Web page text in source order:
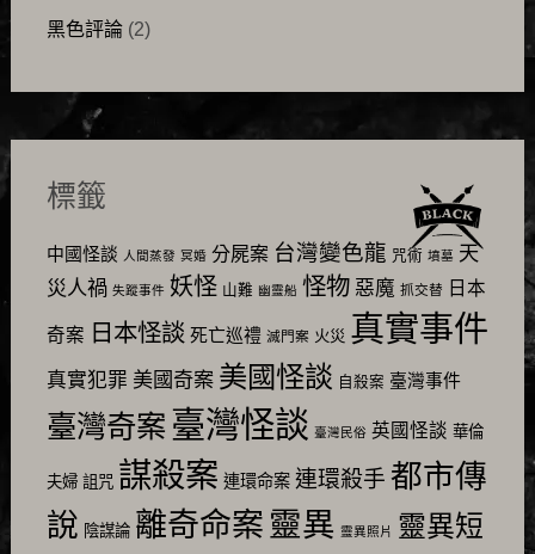
黑色評論(2)
標籤
中國怪談 人間蒸發 冥婚 分屍案 台灣變色龍 咒術 墳墓 天
災人禍 失蹤事件 妖怪 山難 幽靈船 怪物 惡魔 抓交替 日本
奇案 日本怪談 死亡巡禮 滅門案 火災 真實事件
真實犯罪 美國奇案 美國怪談 自殺案 臺灣事件
臺灣奇案 臺灣怪談 臺灣民俗 英國怪談 華倫
夫婦 詛咒 謀殺案 連環命案 連環殺手 都市傳
說 陰謀論 離奇命案 靈異 靈異照片 靈異短